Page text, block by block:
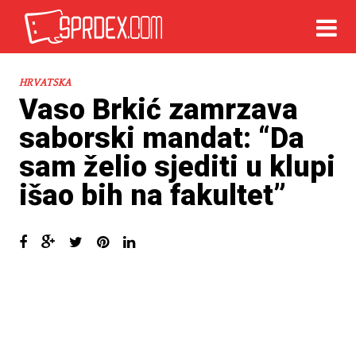
HRVATSKA
Vaso Brkić zamrzava
saborski mandat: “Da
sam želio sjediti u klupi
išao bih na fakultet”